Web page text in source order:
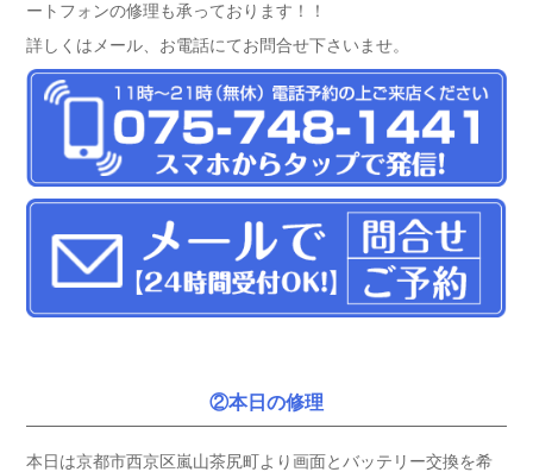
ートフォンの修理も承っております！！
詳しくはメール、お電話にてお問合せ下さいませ。
②本日の修理
本日は京都市西京区嵐山茶尻町より画面とバッテリー交換を希